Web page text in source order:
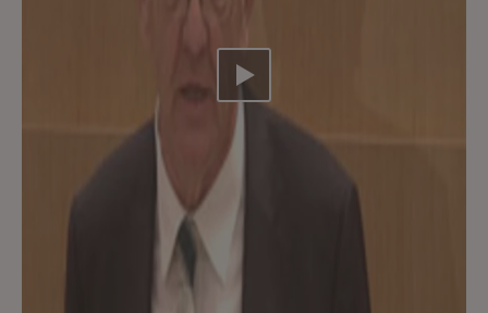
Video abspielen